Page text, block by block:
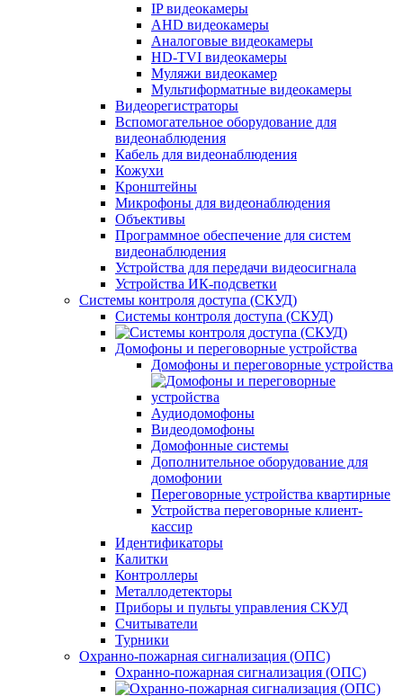
IP видеокамеры
AHD видеокамеры
Аналоговые видеокамеры
HD-TVI видеокамеры
Муляжи видеокамер
Мультиформатные видеокамеры
Видеорегистраторы
Вспомогательное оборудование для
видеонаблюдения
Кабель для видеонаблюдения
Кожухи
Кронштейны
Микрофоны для видеонаблюдения
Объективы
Программное обеспечение для систем
видеонаблюдения
Устройства для передачи видеосигнала
Устройства ИК-подсветки
Системы контроля доступа (СКУД)
Системы контроля доступа (СКУД)
Домофоны и переговорные устройства
Домофоны и переговорные устройства
Аудиодомофоны
Видеодомофоны
Домофонные системы
Дополнительное оборудование для
домофонии
Переговорные устройства квартирные
Устройства переговорные клиент-
кассир
Идентификаторы
Калитки
Контроллеры
Металлодетекторы
Приборы и пульты управления СКУД
Считыватели
Турники
Охранно-пожарная сигнализация (ОПС)
Охранно-пожарная сигнализация (ОПС)